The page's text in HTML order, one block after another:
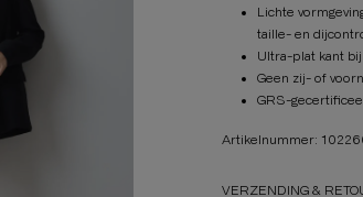
Lichte
taille- en
Ultra-plat kant
Geen zij- of
GRS-
Artikelnummer:
VERZENDING &